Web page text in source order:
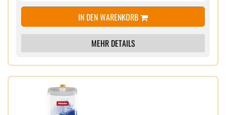
IN DEN WARENKORB
MEHR DETAILS